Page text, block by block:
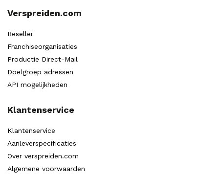
Verspreiden.com
Reseller
Franchiseorganisaties
Productie Direct-Mail
Doelgroep adressen
API mogelijkheden
Klantenservice
Klantenservice
Aanleverspecificaties
Over verspreiden.com
Algemene voorwaarden